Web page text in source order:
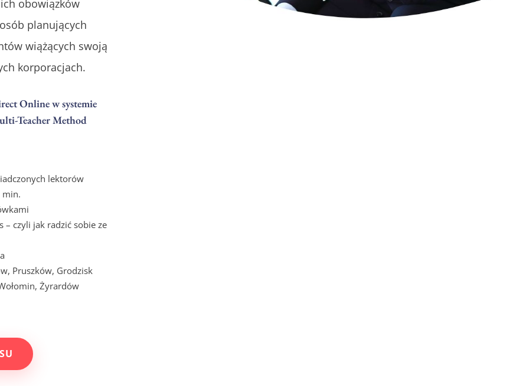
obowiązków
planujących
wiążących swoją
korporacjach.
Online w systemie
Teacher Method
lektorów
– czyli jak radzić sobie ze
Pruszków, Grodzisk
Żyrardów